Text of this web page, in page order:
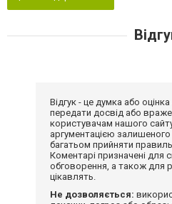
Відгук - це думка або
передати досвід або
користувачам нашого
аргументацією
багатьом прийняти
Коментарі призначені для
обговорення, а також для
цікавлять.
Не дозволяється: